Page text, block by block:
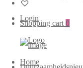
Login
Shopping cart 0
Home